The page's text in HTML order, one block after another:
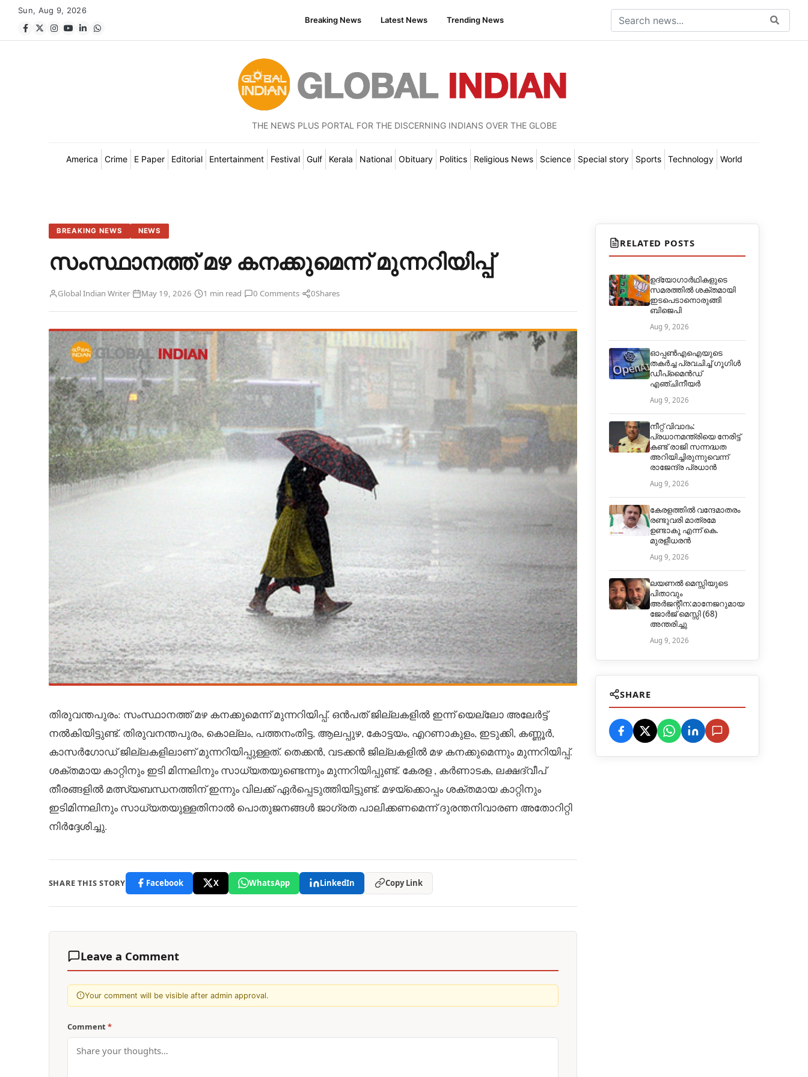
Sun, Aug 9, 2026
Breaking News
Latest News Trending News
THE NEWS PLUS PORTAL FOR THE DISCERNING INDIANS OVER THE GLOBE
America Crime E Paper Editorial Entertainment Festival Gulf Kerala National Obituary Politics Religious News Science Special story Sports Technology World
BREAKING NEWS NEWS
സംസ്ഥാനത്ത് മഴ കനക്കുമെന്ന് മുന്നറിയിപ്പ്
Global Indian Writer· May 19, 2026· 1 min read· 0 Comments· 0Shares
തിരുവന്തപുരം: സംസ്ഥാനത്ത് മഴ കനക്കുമെന്ന് മുന്നറിയിപ്പ്. ഒൻപത് ജില്ലകളിൽ ഇന്ന് യെല്ലോ അലേർട്ട്
നൽകിയിട്ടുണ്ട്. തിരുവനന്തപുരം, കൊല്ലം, പത്തനംതിട്ട, ആലപ്പുഴ, കോട്ടയം, എറണാകുളം, ഇടുക്കി, കണ്ണൂർ,
കാസർഗോഡ് ജില്ലകളിലാണ് മുന്നറിയിപ്പുള്ളത്. തെക്കൻ, വടക്കൻ ജില്ലകളിൽ മഴ കനക്കുമെന്നും മുന്നറിയിപ്പ്.
ശക്തമായ കാറ്റിനും ഇടി മിന്നലിനും സാധ്യതയുണ്ടെന്നും മുന്നറിയിപ്പുണ്ട്. കേരള , കർണാടക, ലക്ഷദ്വീപ്
തീരങ്ങളിൽ മത്സ്യബന്ധനത്തിന് ഇന്നും വിലക്ക് ഏർപ്പെടുത്തിയിട്ടുണ്ട്. മഴയ്‌ക്കൊപ്പം ശക്തമായ കാറ്റിനും
ഇടിമിന്നലിനും സാധ്യതയുള്ളതിനാൽ പൊതുജനങ്ങൾ ജാഗ്രത പാലിക്കണമെന്ന് ദുരന്തനിവാരണ അതോറിറ്റി
നിർദ്ദേശിച്ചു.
SHARE THIS STORY Facebook X WhatsApp LinkedIn Copy Link
Leave a Comment
Your comment will be visible after admin approval.
Comment *
RELATED POSTS
ഉദ്യോഗാർഥികളുടെ
സമരത്തിൽ ശക്തമായി
ഇടപെടാനൊരുങ്ങി
ബിജെപി
Aug 9, 2026
ഓപ്പൺഎഐയുടെ
തകർച്ച പ്രവചിച്ച് ഗൂഗിൾ
ഡീപ്മൈൻഡ്
എഞ്ചിനീയർ
Aug 9, 2026
നീറ്റ് വിവാദം:
പ്രധാനമന്ത്രിയെ നേരിട്ട്
കണ്ട് രാജി സന്നദ്ധത
അറിയിച്ചിരുന്നുവെന്ന്
രാജേന്ദ്ര പ്രധാൻ
Aug 9, 2026
കേരളത്തിൽ വന്ദേമാതരം
രണ്ടുവരി മാത്രമേ
ഉണ്ടാകൂ എന്ന് കെ.
മുരളീധരൻ
Aug 9, 2026
ലയണൽ മെസ്സിയുടെ
പിതാവും
അർജന്റീന:മാനേജറുമായ
ജോർജ് മെസ്സി (68)
അന്തരിച്ചു
Aug 9, 2026
SHARE